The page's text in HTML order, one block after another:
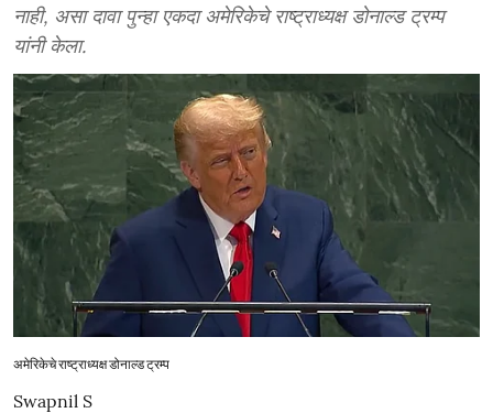
नाही, असा दावा पुन्हा एकदा अमेरिकेचे राष्ट्राध्यक्ष डोनाल्ड ट्रम्प
यांनी केला.
अमेरिकेचे राष्ट्राध्यक्ष डोनाल्ड ट्रम्प
Swapnil S